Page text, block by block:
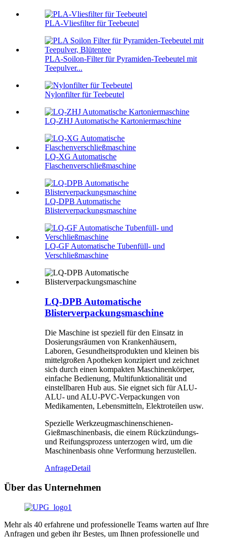
PLA-Vliesfilter für Teebeutel
PLA-Soilon-Filter für Pyramiden-Teebeutel mit
Teepulver...
Nylonfilter für Teebeutel
LQ-ZHJ Automatische Kartoniermaschine
LQ-XG Automatische
Flaschenverschließmaschine
LQ-DPB Automatische
Blisterverpackungsmaschine
LQ-GF Automatische Tubenfüll- und
Verschließmaschine
LQ-DPB Automatische
Blisterverpackungsmaschine
Die Maschine ist speziell für den Einsatz in
Dosierungsräumen von Krankenhäusern,
Laboren, Gesundheitsprodukten und kleinen bis
mittelgroßen Apotheken konzipiert und zeichnet
sich durch einen kompakten Maschinenkörper,
einfache Bedienung, Multifunktionalität und
einstellbaren Hub aus. Sie eignet sich für ALU-
ALU- und ALU-PVC-Verpackungen von
Medikamenten, Lebensmitteln, Elektroteilen usw.
Spezielle Werkzeugmaschinenschienen-
Gießmaschinenbasis, die einem Rückzündungs-
und Reifungsprozess unterzogen wird, um die
Maschinenbasis ohne Verformung herzustellen.
AnfrageDetail
Über das Unternehmen
Mehr als 40 erfahrene und professionelle Teams warten auf Ihre
Anfragen und geben ihr Bestes, um Ihnen professionelle und